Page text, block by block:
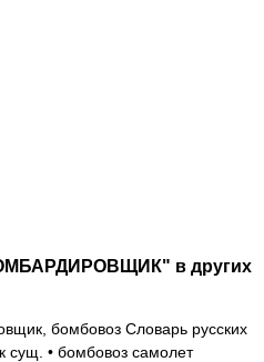
в других
бомбовоз Словарь русских
• бомбовоз самолет